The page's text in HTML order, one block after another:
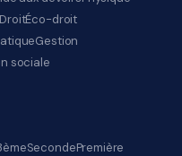
DroitÉco-droit
Gestion
sociale
SecondePremière